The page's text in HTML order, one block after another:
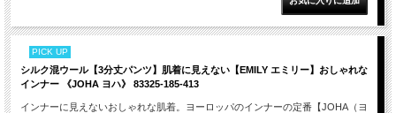
PICK UP
シルク混ウール【3分丈パンツ】肌着に見えない【EMILY エミリー】おしゃれな
インナー 《JOHA ヨハ》 83325-185-413
インナーに見えないおしゃれな肌着。ヨーロッパのインナーの定番【JOHA（ヨ